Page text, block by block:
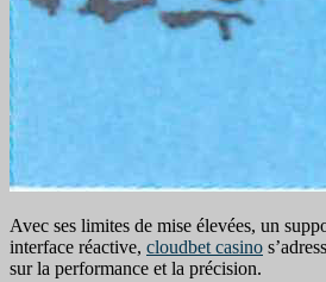
Avec ses limites de mise élevées, un
interface réactive, cloudbet casino
sur la performance et la précision.